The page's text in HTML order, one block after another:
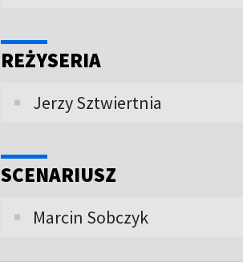
REŻYSERIA
Jerzy Sztwiertnia
SCENARIUSZ
Marcin Sobczyk